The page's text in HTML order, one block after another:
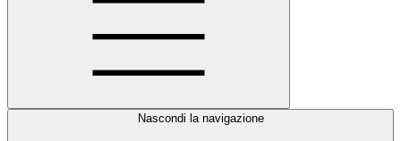
Nascondi la navigazione